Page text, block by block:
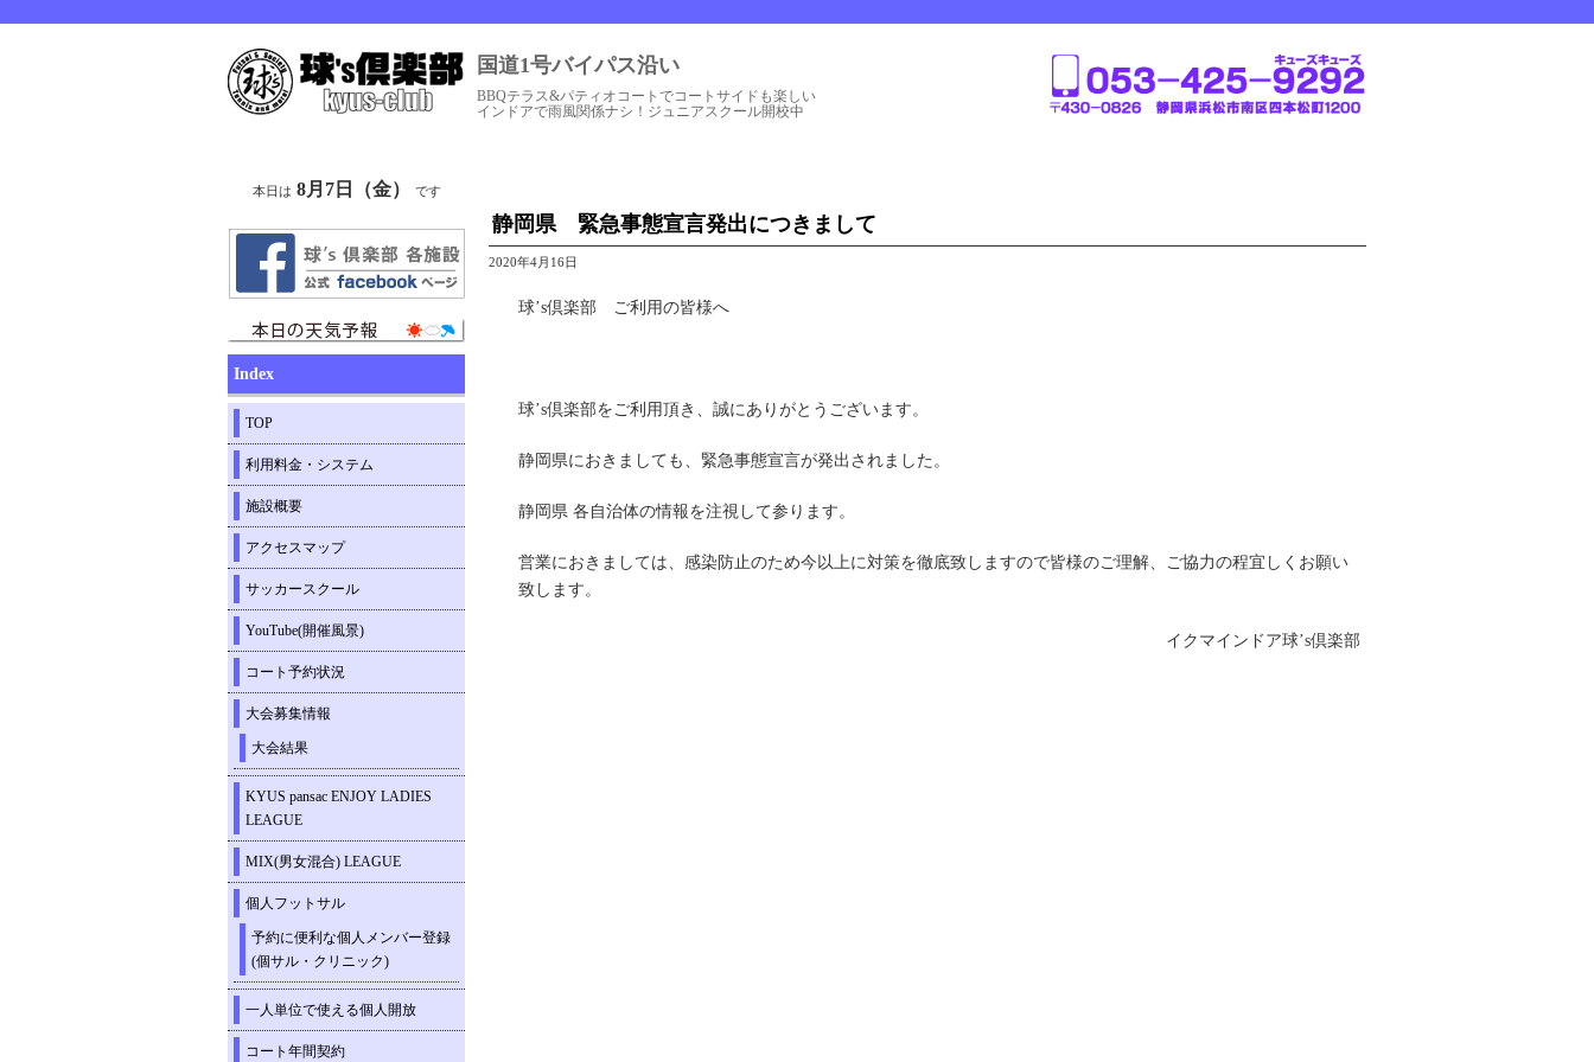
国道1号バイパス沿い
BBQテラス&パティオコートでコートサイドも楽しい
インドアで雨風関係ナシ！ジュニアスクール開校中
静岡県 緊急事態宣言発出につきまして
2020年4月16日
球’s倶楽部 ご利用の皆様へ
球’s倶楽部をご利用頂き、誠にありがとうございます。
静岡県におきましても、緊急事態宣言が発出されました。
静岡県 各自治体の情報を注視して参ります。
営業におきましては、感染防止のため今以上に対策を徹底致しますので皆様のご理解、ご協力の程宜しくお願い
致します。
イクマインドア球’s倶楽部
本日は 8月7日（金） です
Index
TOP
利用料金・システム
施設概要
アクセスマップ
サッカースクール
YouTube(開催風景)
コート予約状況
大会募集情報
大会結果
KYUS pansac ENJOY LADIES
LEAGUE
MIX(男女混合) LEAGUE
個人フットサル
予約に便利な個人メンバー登録
(個サル・クリニック)
一人単位で使える個人開放
コート年間契約